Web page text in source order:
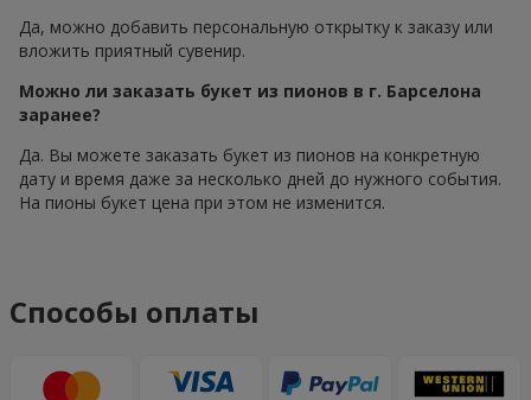
Да, можно добавить персональную открытку к заказу или
вложить приятный сувенир.
Можно ли заказать букет из пионов в г. Барселона
заранее?
Да. Вы можете заказать букет из пионов на конкретную
дату и время даже за несколько дней до нужного события.
На пионы букет цена при этом не изменится.
Способы оплаты